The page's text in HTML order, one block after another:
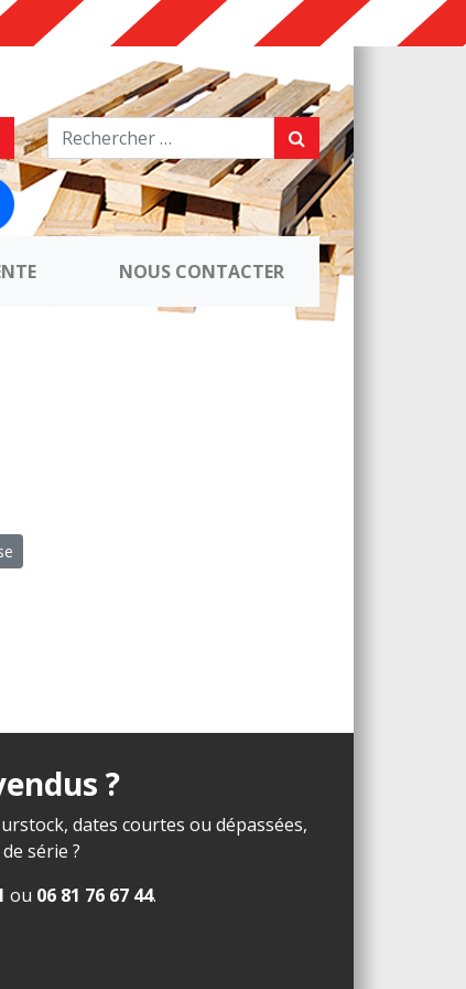
NOUS CONTACTER
?
dates courtes ou dépassées,
série ?
ou 06 81 76 67 44.